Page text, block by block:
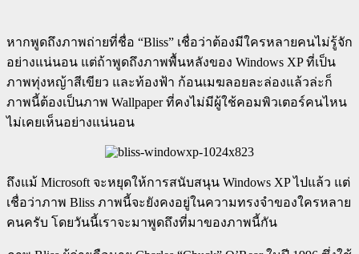
หากพูดถึงภาพถ่ายที่ชื่อ “Bliss” เชื่อว่าต้องมีใครหลายคนไม่รู้จัก
อย่างแน่นอน แต่ถ้าพูดถึงภาพพื้นหลังของ Windows XP ที่เป็น
ภาพทุ่งหญ้าสีเขียว และท้องฟ้า ก้อนเมฆลอยละล่องแล้วล่ะก็
ภาพนี้ต้องเป็นภาพ Wallpaper ที่คงไม่มีผู้ใช้คอมพิวเตอร์คนไหน
ไม่เคยเห็นอย่างแน่นอน
ถึงแม้ Microsoft จะหยุดให้การสนับสนุน Windows XP ไปแล้ว แต่
เชื่อว่าภาพ Bliss ภาพนี้จะยังคงอยู่ในความทรงจำของใครหลาย
คนครับ โดยวันนี้เราจะมาพูดถึงที่มาของภาพนี้กัน